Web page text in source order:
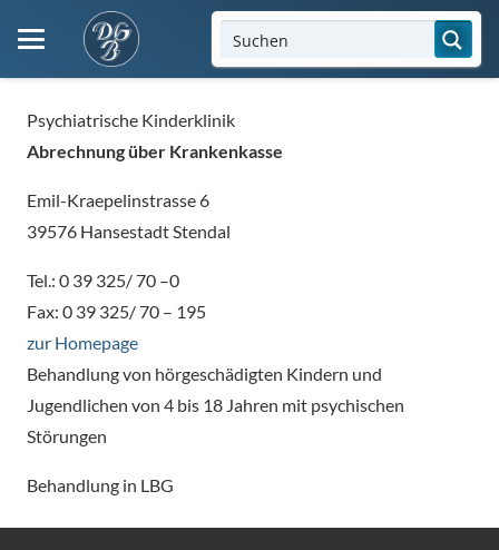
Psychiatrische Kinderklinik
Abrechnung über Krankenkasse
Emil-Kraepelinstrasse 6
39576 Hansestadt Stendal
Tel.: 0 39 325/ 70 –0
Fax: 0 39 325/ 70 – 195
zur Homepage
Behandlung von hörgeschädigten Kindern und
Jugendlichen von 4 bis 18 Jahren mit psychischen
Störungen
Behandlung in LBG